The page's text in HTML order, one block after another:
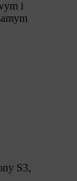
i
S3,